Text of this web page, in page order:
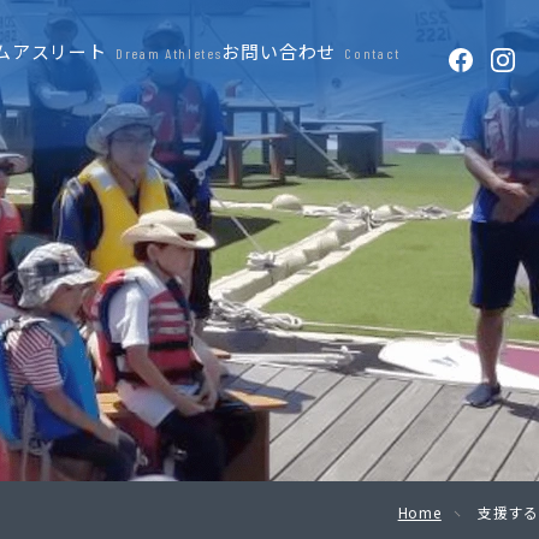
アスリート Dream Athletes お問い合わせ Contact
Home 支援する